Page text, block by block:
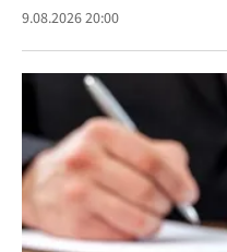
9.08.2026 20:00